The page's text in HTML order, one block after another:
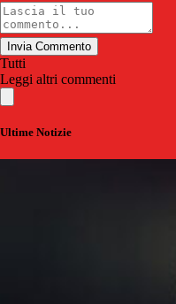
Invia Commento
Tutti
Leggi altri commenti
Ultime Notizie